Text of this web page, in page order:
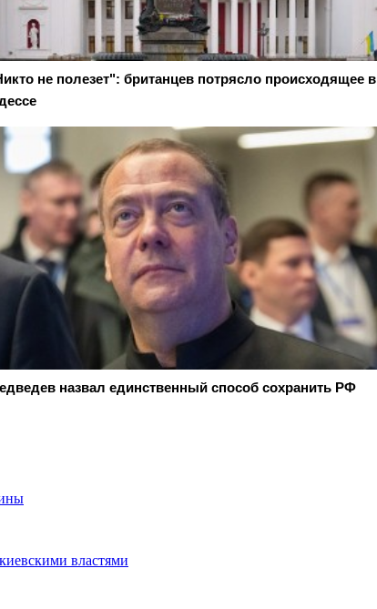
не полезет": британцев потрясло происходящее в
назвал единственный способ сохранить РФ
властями